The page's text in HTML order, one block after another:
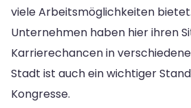
viele Arbeitsmöglichkeiten
Unternehmen haben hier ihren
Karrierechancen in
Stadt ist auch ein wichtiger
Kongresse.